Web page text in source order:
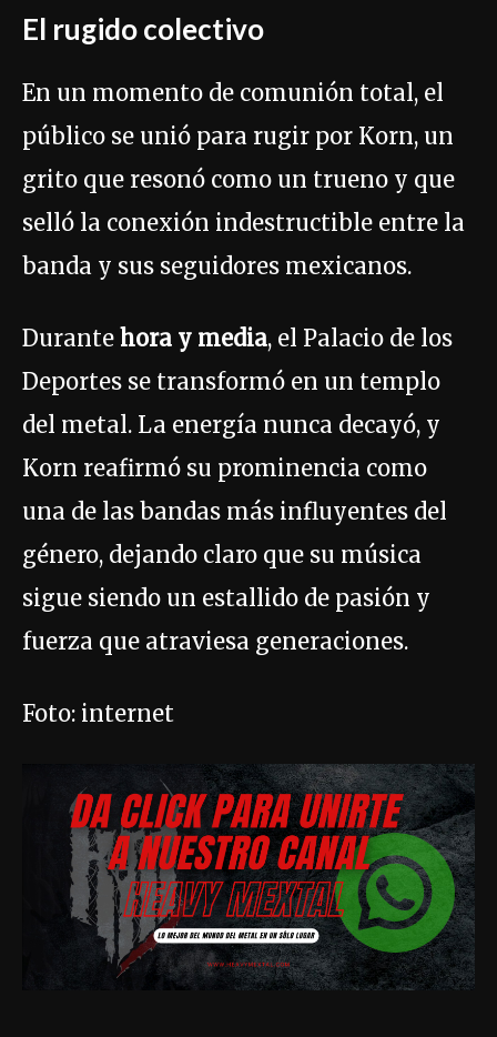
El rugido colectivo
En un momento de comunión total, el
público se unió para rugir por Korn, un
grito que resonó como un trueno y que
selló la conexión indestructible entre la
banda y sus seguidores mexicanos.
Durante hora y media, el Palacio de los
Deportes se transformó en un templo
del metal. La energía nunca decayó, y
Korn reafirmó su prominencia como
una de las bandas más influyentes del
género, dejando claro que su música
sigue siendo un estallido de pasión y
fuerza que atraviesa generaciones.
Foto: internet